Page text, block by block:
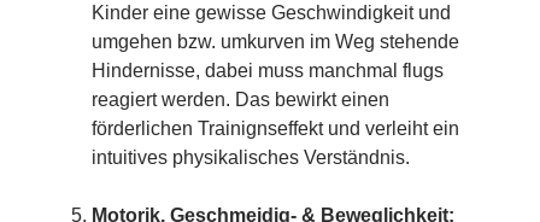
Kinder eine gewisse Geschwindigkeit und
umgehen bzw. umkurven im Weg stehende
Hindernisse, dabei muss manchmal flugs
reagiert werden. Das bewirkt einen
förderlichen Trainignseffekt und verleiht ein
intuitives physikalisches Verständnis.
Motorik, Geschmeidig- & Beweglichkeit: